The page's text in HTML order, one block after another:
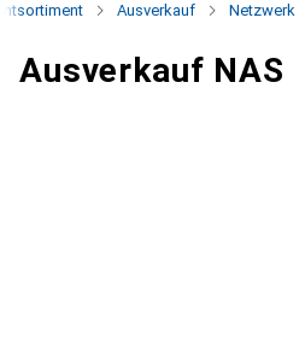
Ausverkauf Netzwerk
Ausverkauf NAS